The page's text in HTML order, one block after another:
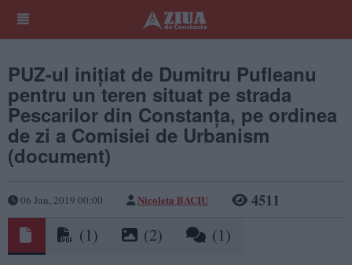
PUZ-ul iniţiat de Dumitru Pufleanu
pentru un teren situat pe strada
Pescarilor din Constanţa, pe ordinea
de zi a Comisiei de Urbanism
(document)
06 Jun, 2019 00:00 Nicoleta BACIU 4511
(1) (2) (1)